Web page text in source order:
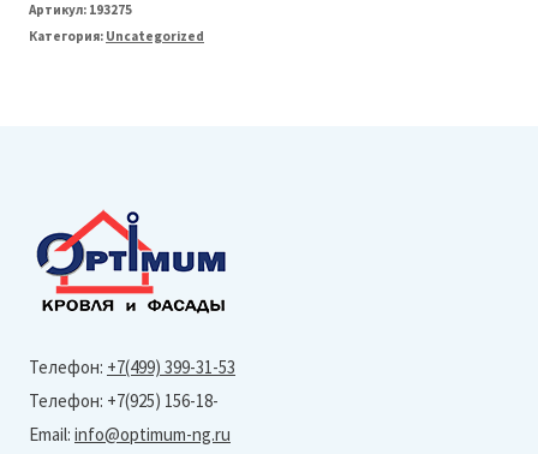
Артикул: 193275
Категория: Uncategorized
Телефон: +7(499) 399-31-53
Телефон: +7(925) 156-18-
Email: info@optimum-ng.ru